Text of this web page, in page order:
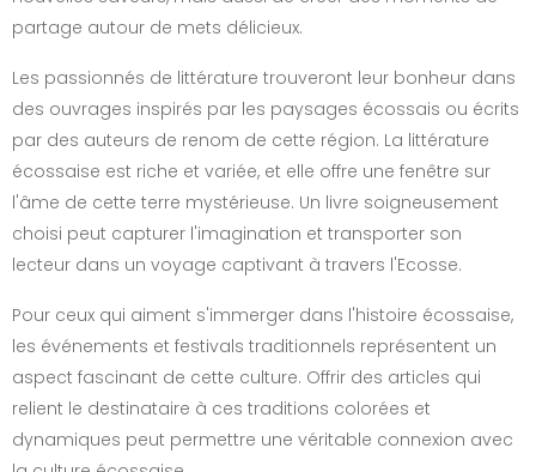
partage autour de mets délicieux.
Les passionnés de littérature trouveront leur bonheur dans
des ouvrages inspirés par les paysages écossais ou écrits
par des auteurs de renom de cette région. La littérature
écossaise est riche et variée, et elle offre une fenêtre sur
l'âme de cette terre mystérieuse. Un livre soigneusement
choisi peut capturer l'imagination et transporter son
lecteur dans un voyage captivant à travers l'Ecosse.
Pour ceux qui aiment s'immerger dans l'histoire écossaise,
les événements et festivals traditionnels représentent un
aspect fascinant de cette culture. Offrir des articles qui
relient le destinataire à ces traditions colorées et
dynamiques peut permettre une véritable connexion avec